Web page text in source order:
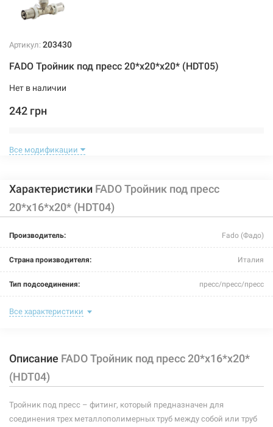
Артикул: 203430
FADO Тройник под пресс 20*х20*x20* (HDT05)
Нет в наличии
242 грн
Артикул:203432
FADO Тройник под пресс 20*х20*x26* (HDT02)
Все модификации
Характеристики FADO Тройник под пресс
20*х16*x20* (HDT04)
Производитель: Fado (Фадо)
Страна производителя: Италия
Тип подсоединения: пресс/пресс/пресс
Номинальное давление:
Рабочая среда: жидкая неагрессивная, газообразная неагрессивная
Материал корпуса:
Материал уплотнителей: эластомер EPDM
Все характеристики
Описание FADO Тройник под пресс 20*х16*x20*
(HDT04)
Тройник под пресс – фитинг, который предназначен для
соединения трех металлополимерных труб между собой или труб